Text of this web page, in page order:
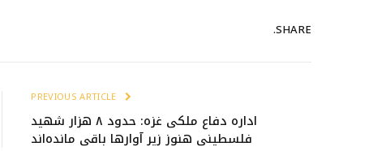
SHARE.
اداره دفاع ملکی غزه: حدود ۸ هزار شهید
فلسطینی هنوز زیر آوارها باقی مانده‌اند